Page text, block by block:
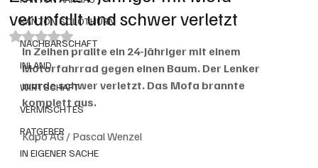
KANTON SOLOTHURN
NACHBARSCHAFT
INLAND
WIRTSCHAFT
VERMISCHTES
RATGEBER
IN EIGENER SACHE
verunfallt und schwer verletzt
Mit NaN von 5 Sternen bewertet.
In Zeihen prallte ein 24-Jähriger mit einem
Motorfahrrad gegen einen Baum. Der Lenker
wurde schwer verletzt. Das Mofa brannte
komplett aus.
Kapo AG / Pascal Wenzel